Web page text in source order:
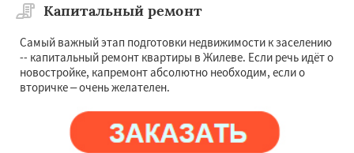
Капитальный ремонт
Самый важный этап подготовки недвижимости к заселению
-- капитальный ремонт квартиры в Жилеве. Если речь идёт о
новостройке, капремонт абсолютно необходим, если о
вторичке – очень желателен.